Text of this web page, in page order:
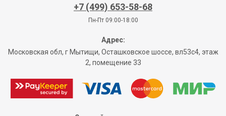
+7 (499) 653-58-68
Пн-Пт 09:00-18:00
Адрес:
Московская обл, г Мытищи, Осташковское шоссе, вл53с4, этаж
2, помещение 33